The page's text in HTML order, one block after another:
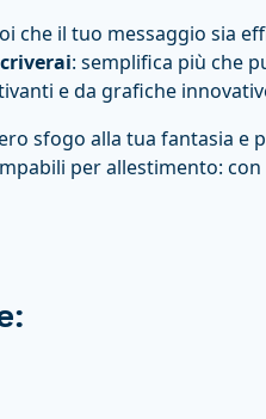
che il tuo messaggio sia
: semplifica più che
e da grafiche
sfogo alla tua fantasia
per allestimento: con